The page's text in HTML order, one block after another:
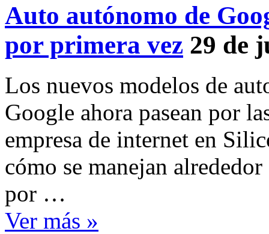
Auto autónomo de
por primera vez 29 de
Los nuevos modelos de
Google ahora pasean por
empresa de internet en
cómo se manejan
por …
Ver más »